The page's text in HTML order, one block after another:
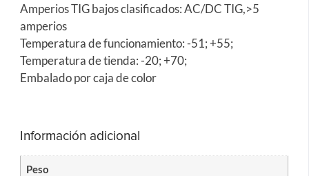
Amperios TIG bajos clasificados: AC/DC TIG,>5
amperios
Temperatura de funcionamiento: -51; +55;
Temperatura de tienda: -20; +70;
Embalado por caja de color
Información adicional
Peso